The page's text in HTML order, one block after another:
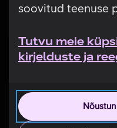
soovitud teenuse
Tutvu meie
kirjelduste ja